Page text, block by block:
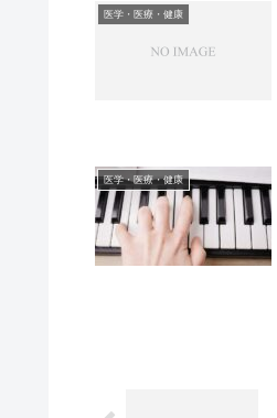
医学・医療・健康
医学・医療・健康